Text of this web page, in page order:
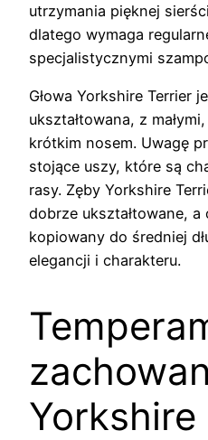
utrzymania pięknej
dlatego wymaga
specjalistycznymi
Głowa Yorkshire Terrier
ukształtowana, z
krótkim nosem. Uwagę
stojące uszy, które są
rasy. Zęby Yorkshire
dobrze ukształtowane,
kopiowany do średniej
elegancji i charakteru.